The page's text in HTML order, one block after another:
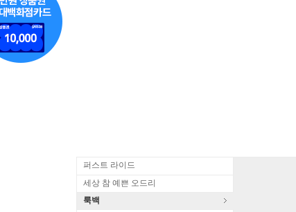
퍼스트 라이드
세상 참 예쁜 오드리
룩백